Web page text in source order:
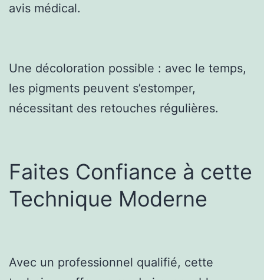
avis médical.
Une décoloration possible : avec le temps,
les pigments peuvent s’estomper,
nécessitant des retouches régulières.
Faites Confiance à cette
Technique Moderne
Avec un professionnel qualifié, cette